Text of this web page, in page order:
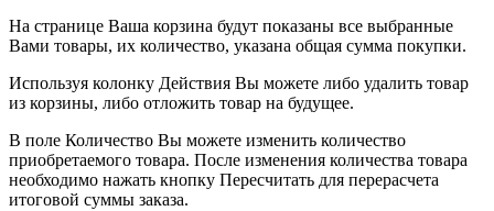
На странице Ваша корзина будут показаны все выбранные
Вами товары, их количество, указана общая сумма покупки.
Используя колонку Действия Вы можете либо удалить товар
из корзины, либо отложить товар на будущее.
В поле Количество Вы можете изменить количество
приобретаемого товара. После изменения количества товара
необходимо нажать кнопку Пересчитать для перерасчета
итоговой суммы заказа.